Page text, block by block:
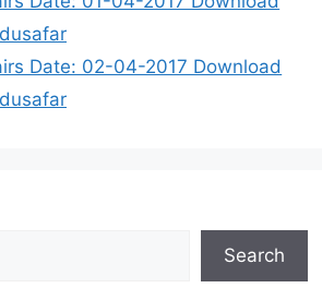
Date: 02-04-2017 Download
Search